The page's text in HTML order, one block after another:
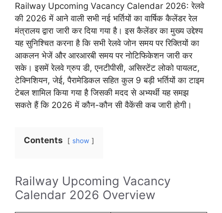
Railway Upcoming Vacancy Calendar 2026: रेलवे
की 2026 में आने वाली सभी नई भर्तियों का वार्षिक कैलेंडर रेल
मंत्रालय द्वारा जारी कर दिया गया है। इस कैलेंडर का मुख्य उद्देश्य
यह सुनिश्चित करना है कि सभी रेलवे जोन समय पर रिक्तियों का
आकलन भेजें और आरआरबी समय पर नोटिफिकेशन जारी कर
सके। इसमें रेलवे ग्रुप डी, एनटीपीसी, असिस्टेंट लोको पायलट,
टेक्निशियन, जेई, पैरामेडिकल सहित कुल 9 बड़ी भर्तियों का टाइम
टेबल शामिल किया गया है जिसकी मदद से अभ्यर्थी यह समझ
सकते हैं कि 2026 में कौन-कौन सी वैकेंसी कब जारी होगी।
Contents show
Railway Upcoming Vacancy
Calendar 2026 Overview